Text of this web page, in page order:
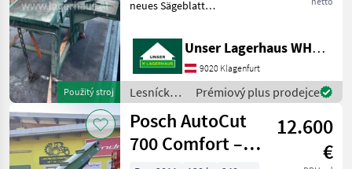
Použitý stroj
neues Sägeblatt
vor Fahrt-Antritt
telefonisch, ob die von
Ihnen angefragte Maschine
aktuell bei uns am Lager s
Unser Lagerhaus WHG, Kärnten, Klagenfurt
9020 Klagenfurt
Lesnícke a
drevárske
stroje /
Posch
Prémiový plus prodejce
Posch AutoCut
700 Comfort –
12.600
€